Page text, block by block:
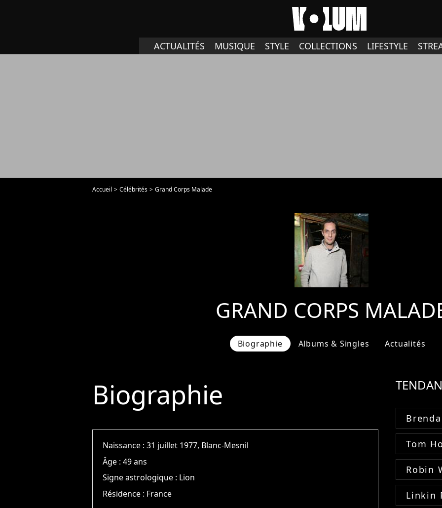
ACTUALITÉS MUSIQUE STYLE COLLECTIONS LIFESTYLE
Accueil Célébrités Grand Corps Malade
GRAND CORPS
Biographie Albums & Singles Actualités
Biographie
Naissance :31 juillet 1977, Blanc-Mesnil
Âge :49 ans
Signe astrologique : Lion
Résidence : France
Tom
Robin
Linkin